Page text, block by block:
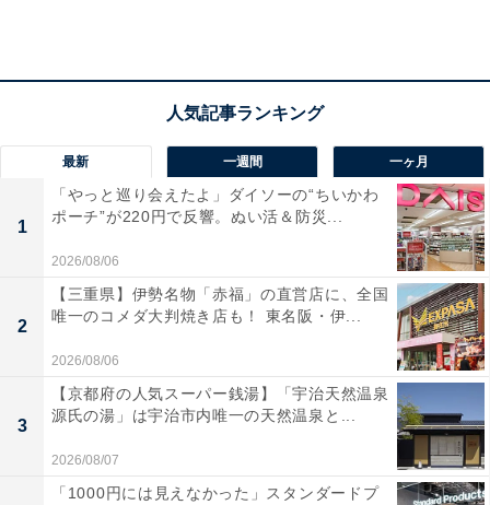
結論として、「また連絡するね」と言う男性は、あなた
とのデートを本気で考えている可能性も十分にありま
す。ここからは、「また連絡するね」の言葉に隠された
男性心理3つのパターンを解説します。
1. 予定を確認したい
「デートに行きたい気持ちはあるけど、LINEをしている
ときには予定が分からない」「予定がまだ確定しておら
ず、後日連絡をしたい」
上記のような場合に、男性は「また連絡するね」と言い
ます。つまり、本当に連絡をする気持ちがあるという心
理状態です。
最新 一週間 一ヶ月
1
「やっと巡り会えたよ」ダイソーの“ちいかわ
ポーチ”が220円で反響。ぬい活＆防災...
2026/08/06
2
【三重県】伊勢名物「赤福」の直営店に、全国
唯一のコメダ大判焼き店も！ 東名阪・伊...
2026/08/06
3
【京都府の人気スーパー銭湯】「宇治天然温泉
源氏の湯」は宇治市内唯一の天然温泉と...
2026/08/07
「1000円には見えなかった」スタンダードプ